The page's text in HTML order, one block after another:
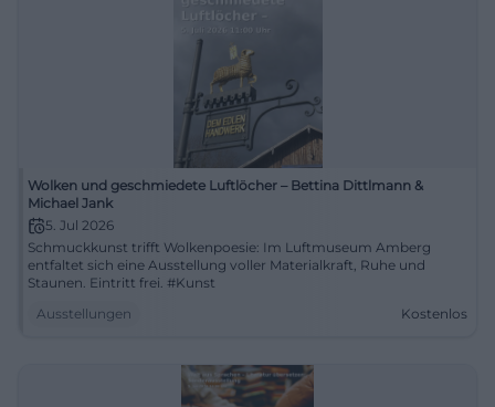
Wolken und geschmiedete Luftlöcher – Bettina Dittlmann &
Michael Jank
5. Jul 2026
Schmuckkunst trifft Wolkenpoesie: Im Luftmuseum Amberg
entfaltet sich eine Ausstellung voller Materialkraft, Ruhe und
Staunen. Eintritt frei. #Kunst
Ausstellungen
Kostenlos